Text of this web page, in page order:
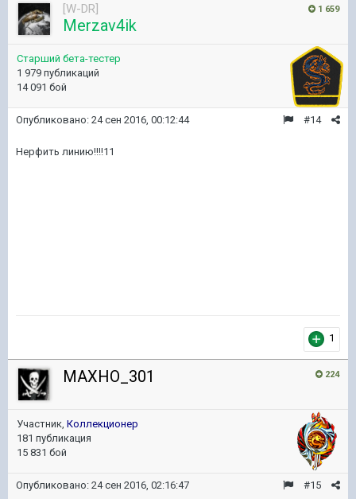
1 659
[W-DR]
Merzav4ik
Старший бета-тестер
1 979 публикаций
14 091 бой
#14
Опубликовано: 24 сен 2016, 00:12:44
Нерфить линию!!!!11
1
224
MAXHO_301
Участник, Коллекционер
181 публикация
15 831 бой
#15
Опубликовано: 24 сен 2016, 02:16:47